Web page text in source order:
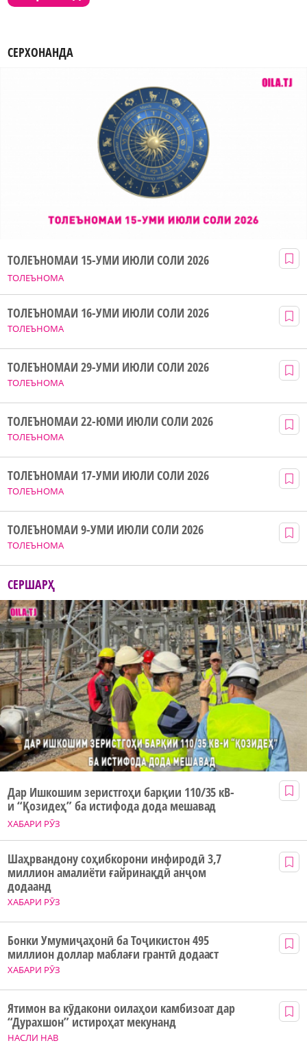
СЕРХОНАНДА
ТОЛЕЪНОМА
ТОЛЕЪНОМАИ 15-УМИ ИЮЛИ СОЛИ 2026
ТОЛЕЪНОМА
ТОЛЕЪНОМАИ 16-УМИ ИЮЛИ СОЛИ 2026
ТОЛЕЪНОМА
ТОЛЕЪНОМАИ 29-УМИ ИЮЛИ СОЛИ 2026
ТОЛЕЪНОМА
ТОЛЕЪНОМАИ 22-ЮМИ ИЮЛИ СОЛИ 2026
ТОЛЕЪНОМА
ТОЛЕЪНОМАИ 17-УМИ ИЮЛИ СОЛИ 2026
ТОЛЕЪНОМА
ТОЛЕЪНОМАИ 9-УМИ ИЮЛИ СОЛИ 2026
СЕРШАРҲ
ХАБАРИ РӮЗ
Дар Ишкошим зеристгоҳи барқии 110/35 кВ-
и “Қозидеҳ” ба истифода дода мешавад
ХАБАРИ РӮЗ
Шаҳрвандону соҳибкорони инфиродӣ 3,7
миллион амалиёти ғайринақдӣ анҷом
додаанд
ХАБАРИ РӮЗ
Бонки Умумиҷаҳонӣ ба Тоҷикистон 495
миллион доллар маблағи грантӣ додааст
НАСЛИ НАВ
Ятимон ва кӯдакони оилаҳои камбизоат дар
“Дурахшон” истироҳат мекунанд